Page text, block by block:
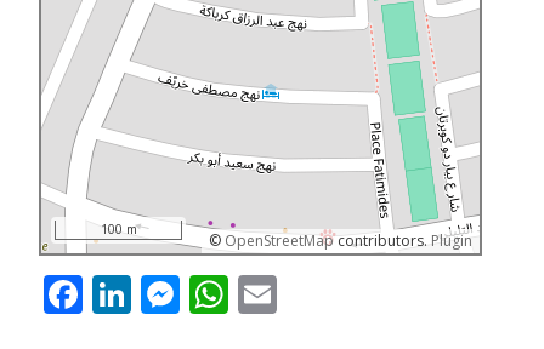
© OpenStreetMapcontributors. Plugin
100 m
Facebook
LinkedIn
Messenger
WhatsApp